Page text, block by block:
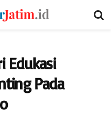
Edukasi
Pada